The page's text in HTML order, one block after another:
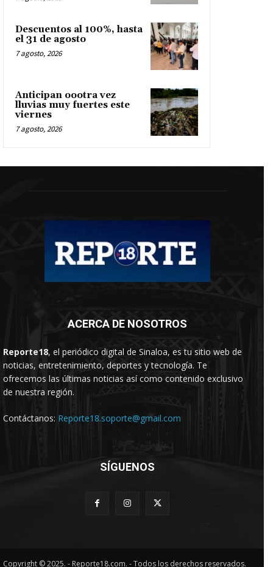
Descuentos al 100%, hasta
el 31 de agosto
7 agosto, 2026
Anticipan oootra vez
lluvias muy fuertes este
viernes
7 agosto, 2026
ACERCA DE NOSOTROS
Reporte18, el periódico digital de Sinaloa, es tu sitio web de
noticias, entretenimiento, deportes y tecnología. Te
ofrecemos las últimas noticias así como contenido exclusivo
de nuestra región.
Contáctanos: Reporte18.soporte@gmail.com
SÍGUENOS
Copyright © 2025. - Reporte18.com. - Todos los derechos reservados.